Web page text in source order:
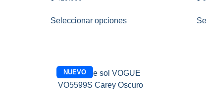
Seleccionar opciones
NUEVO